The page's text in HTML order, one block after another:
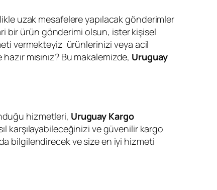
uzak mesafelere yapılacak gönderimler
bir ürün gönderimi olsun, ister kişisel
vermekteyiz ürünlerinizi veya acil
mısınız? Bu makalemizde, Uruguay
hizmetleri, Uruguay Kargo
karşılayabileceğinizi ve güvenilir kargo
bilgilendirecek ve size en iyi hizmeti